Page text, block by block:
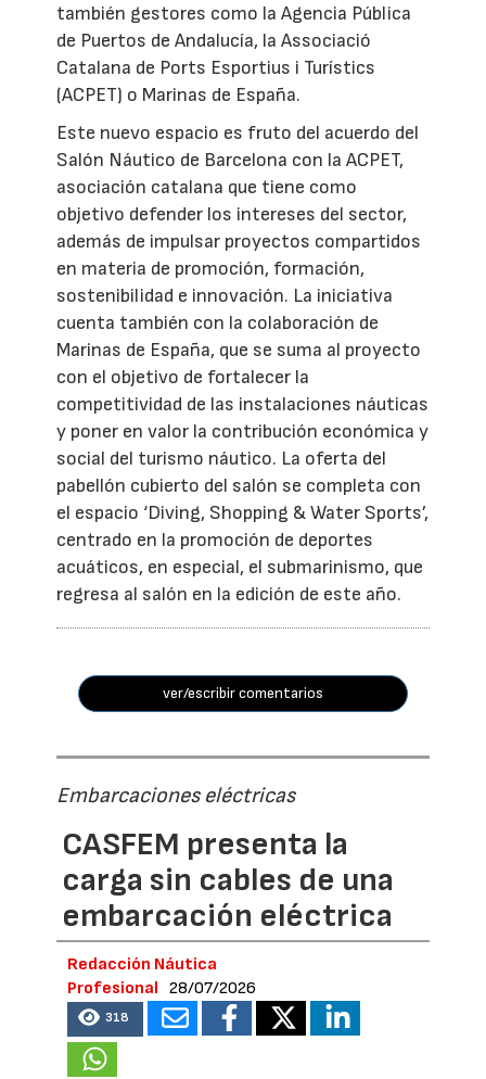
también gestores como la Agencia Pública
de Puertos de Andalucía, la Associació
Catalana de Ports Esportius i Turístics
(ACPET) o Marinas de España.
Este nuevo espacio es fruto del acuerdo del
Salón Náutico de Barcelona con la ACPET,
asociación catalana que tiene como
objetivo defender los intereses del sector,
además de impulsar proyectos compartidos
en materia de promoción, formación,
sostenibilidad e innovación. La iniciativa
cuenta también con la colaboración de
Marinas de España, que se suma al proyecto
con el objetivo de fortalecer la
competitividad de las instalaciones náuticas
y poner en valor la contribución económica y
social del turismo náutico. La oferta del
pabellón cubierto del salón se completa con
el espacio ‘Diving, Shopping & Water Sports’,
centrado en la promoción de deportes
acuáticos, en especial, el submarinismo, que
regresa al salón en la edición de este año.
ver/escribir comentarios
Embarcaciones eléctricas
CASFEM presenta la
carga sin cables de una
embarcación eléctrica
Redacción Náutica
Profesional
28/07/2026
318